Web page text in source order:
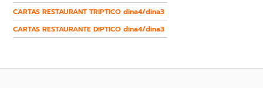
CARTAS RESTAURANT TRIPTICO dina4/dina3
CARTAS RESTAURANTE DIPTICO dina4/dina3